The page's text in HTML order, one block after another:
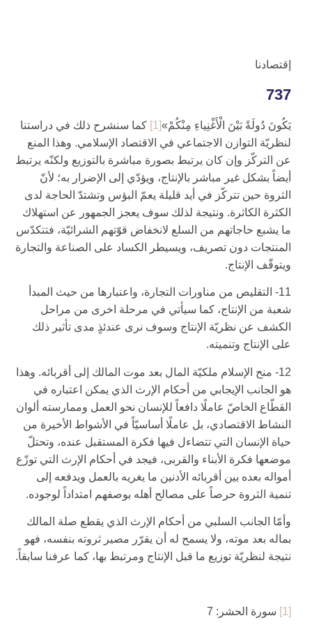
إقتصادنا
737
يَكُونَ دُولَةً بَيْنَ الْأَغْنِياءِ مِنْكُمْ»[1]
كما سنشرح ذلك في دراستنا
لنظريّة التوازن الاجتماعي في الاقتصاد الإسلامي. وهذا المنع
عن التركّز وإن كان يرتبط بصورة مباشرة بالتوزيع ولكنّه يرتبط
أيضاً بشكل غير مباشر بالإنتاج، ويؤدّي إلى الإضرار به؛ لأنّ
الثروة حين تتركّز في أيد قليلة يعمّ البؤس وتشتدّ الحاجة لدى
الكثرة الكاثرة. ونتيجة لذلك سوف يعجز الجمهور عن استهلاك
ما يشبع حاجاتهم من السلع لانخفاض قوّتهم الشرائيّة، فتتكدّس
المنتجات دون تصريف، ويسيطر الكساد على الصناعة والتجارة
ويتوقّف الإنتاج.
11- التقليص من مناورات التجارة، واعتبارها من حيث المبدأ
شعبة من الإنتاج، كما سيأتي في مرحلة اخرى من مراحل
الكشف عن نظريّة الإنتاج وسوف نرى عندئذٍ مدى تأثير ذلك
على الإنتاج وتنميته.
12- منح الإسلام ملكيّة المال بعد موت المالك إلى أقربائه. وهذا
هو الجانب الإيجابي من أحكام الإرث الذي يمكن اعتباره في
القطّاع الخاصّ عاملًا دافعاً للإنسان نحو العمل وممارسته ألوان
النشاط الاقتصادي، بل عاملًا أساسيّاً في الأشواط الأخيرة من
حياة الإنسان التي تتضاءل فيها فكرة المستقبل عنده، وتحتلّ
موضعها فكرة الأبناء والقربى، فيجد في أحكام الإرث التي توزّع
أمواله بعده بين أقربائه الأدنين ما يغريه بالعمل ويدفعه إلى
تنمية الثروة حرصاً على مصالح أهله بوصفهم امتداداً لوجوده.
وأمّا الجانب السلبي من أحكام الإرث الذي يقطع صلة المالك
بماله بعد موته، ولا يسمح له أن يقرّر مصير ثروته بنفسه، فهو
نتيجة لنظريّة توزيع ما قبل الإنتاج ومرتبط بها، كما عرفنا سابقاً.
[1] سورة الحشر: 7